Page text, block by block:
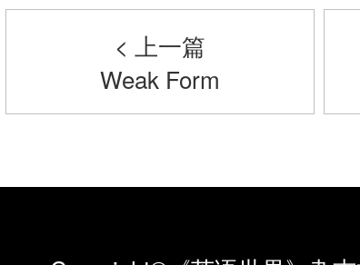
< 上一篇
Weak Form